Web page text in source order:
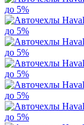
до 5%
до 5%
до 5%
до 5%
до 5%
до 5%